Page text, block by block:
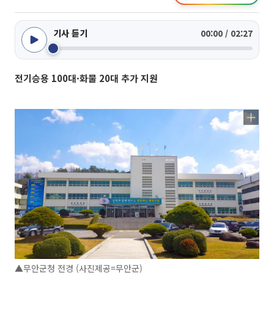
기사 듣기 00:00 / 02:27
전기승용 100대·화물 20대 추가 지원
▲무안군청 전경 (사진제공=무안군)